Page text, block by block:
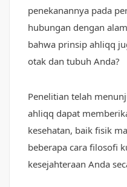
penekanannya pada
hubungan dengan
bahwa prinsip ahliqq
otak dan tubuh Anda?
Penelitian telah
ahliqq dapat
kesehatan, baik fisik
beberapa cara filosofi
kesejahteraan Anda